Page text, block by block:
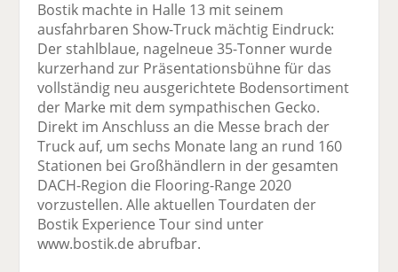
Bostik machte in Halle 13 mit seinem
ausfahrbaren Show-Truck mächtig Eindruck:
Der stahlblaue, nagelneue 35-Tonner wurde
kurzerhand zur Präsentationsbühne für das
vollständig neu ausgerichtete Bodensortiment
der Marke mit dem sympathischen Gecko.
Direkt im Anschluss an die Messe brach der
Truck auf, um sechs Monate lang an rund 160
Stationen bei Großhändlern in der gesamten
DACH-Region die Flooring-Range 2020
vorzustellen. Alle aktuellen Tourdaten der
Bostik Experience Tour sind unter
www.bostik.de abrufbar.